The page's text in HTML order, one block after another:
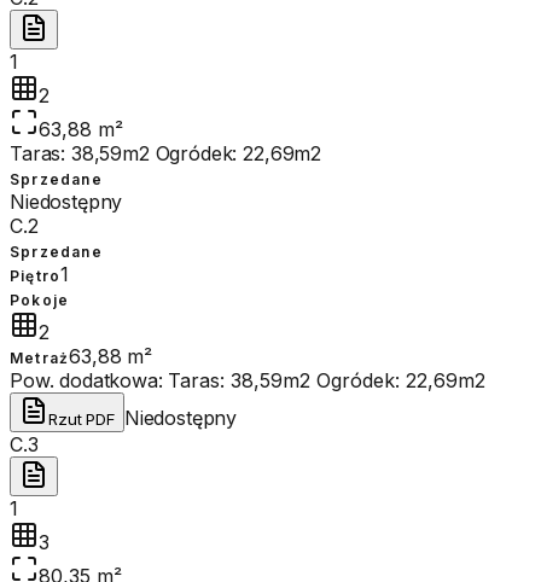
1
2
63,88 m²
Taras: 38,59m2 Ogródek: 22,69m2
Sprzedane
Niedostępny
C.2
Sprzedane
Piętro1
Pokoje
2
Metraż63,88 m²
Pow. dodatkowa: Taras: 38,59m2 Ogródek: 22,69m2
Rzut PDF Niedostępny
C.3
1
3
80,35 m²